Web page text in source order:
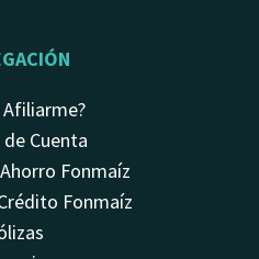
Afiliarme?
Cuenta
Fonmaíz
Fonmaíz